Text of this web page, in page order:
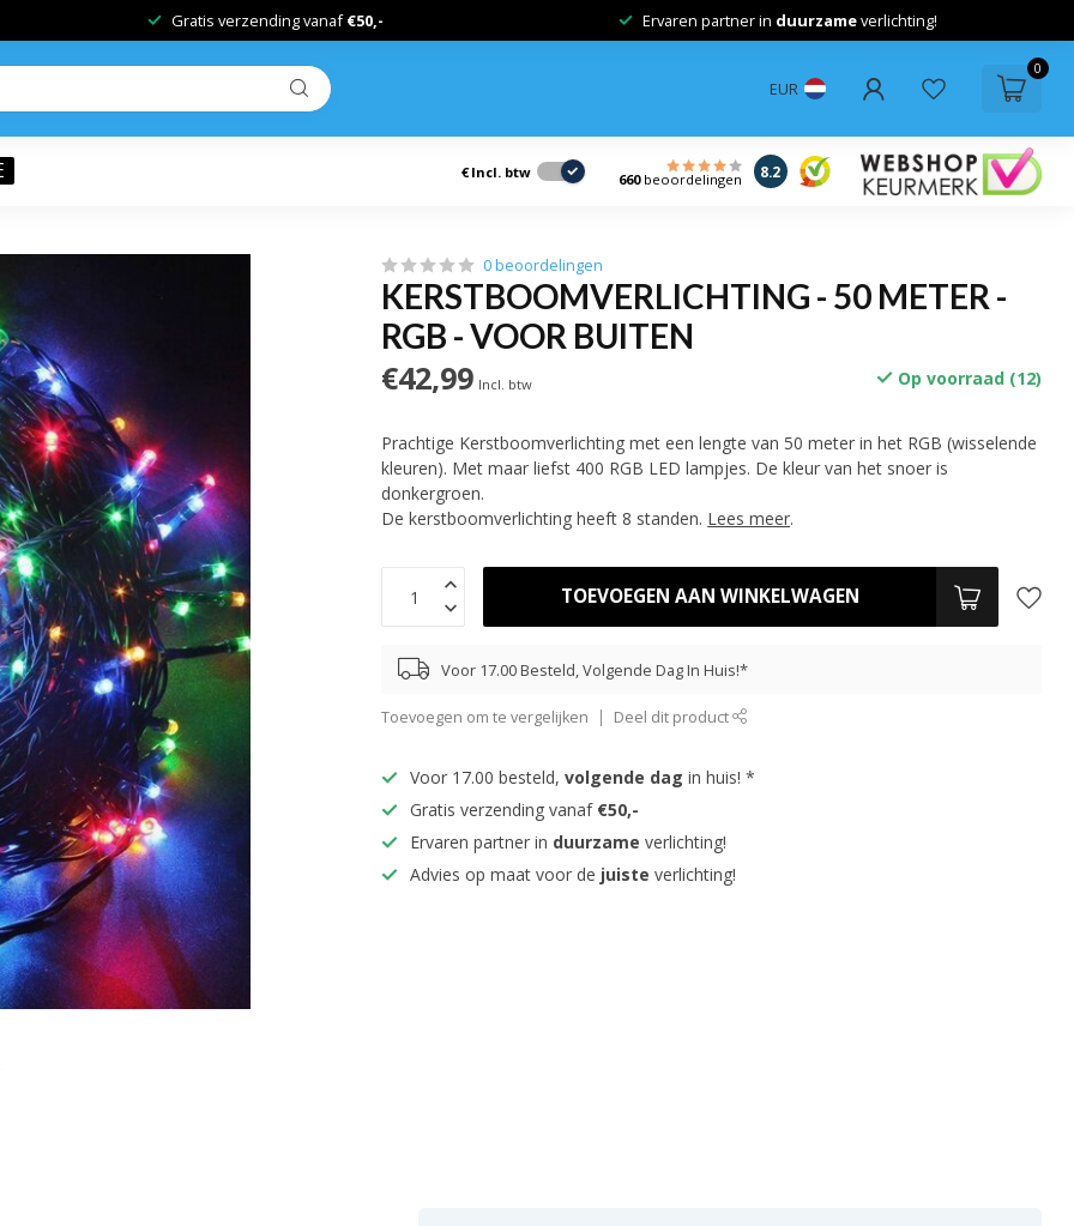
Gratis verzending vanaf€50,- Ervaren partner in duurzameverlichting!
EUR
0
€ Incl. btw 660beoordelingen 8.2
0 beoordelingen
KERSTBOOMVERLICHTING - 50 METER -
RGB - VOOR BUITEN
€42,99 Incl. btw Op voorraad (12)
Prachtige Kerstboomverlichting met een lengte van 50 meter in het RGB (wisselende
kleuren). Met maar liefst 400 RGB LED lampjes. De kleur van het snoer is
donkergroen.
De kerstboomverlichting heeft 8 standen. Lees meer.
TOEVOEGEN AAN WINKELWAGEN
Voor 17.00 Besteld, Volgende Dag In Huis!*
Toevoegen om te vergelijken Deel dit product
Voor 17.00 besteld,volgende dag in huis! *
Gratis verzending vanaf €50,-
Ervaren partner in duurzame verlichting!
Advies op maat voor de juiste verlichting!